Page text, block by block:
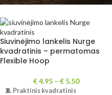
Siuvinėjimo lankelis Nurge
kvadratinis – permatomas
Flexible Hoop
€4.95 – €5.50
🧵 Praktinis kvadratinis